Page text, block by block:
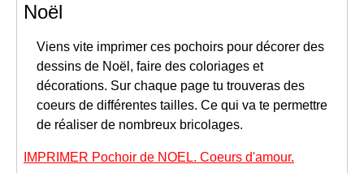
Noël
Viens vite imprimer ces pochoirs pour décorer des
dessins de Noël, faire des coloriages et
décorations. Sur chaque page tu trouveras des
coeurs de différentes tailles. Ce qui va te permettre
de réaliser de nombreux bricolages.
IMPRIMER Pochoir de NOEL. Coeurs d'amour.